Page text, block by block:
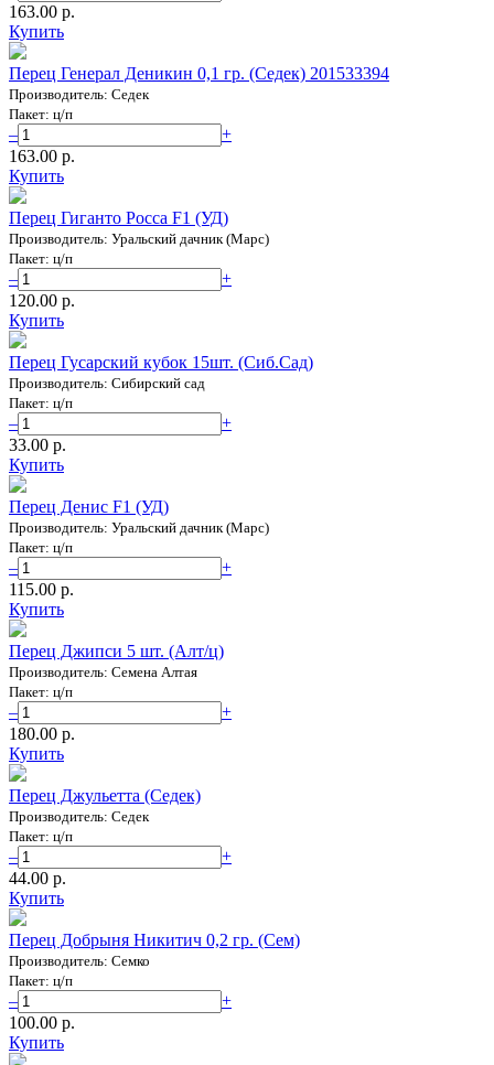
163.00 p.
Купить
Перец Генерал Деникин 0,1 гр. (Седек) 201533394
Производитель: Седек
Пакет: ц/п
–
+
163.00 p.
Купить
Перец Гиганто Росса F1 (УД)
Производитель: Уральский дачник (Марс)
Пакет: ц/п
–
+
120.00 p.
Купить
Перец Гусарский кубок 15шт. (Сиб.Сад)
Производитель: Сибирский сад
Пакет: ц/п
–
+
33.00 p.
Купить
Перец Денис F1 (УД)
Производитель: Уральский дачник (Марс)
Пакет: ц/п
–
+
115.00 p.
Купить
Перец Джипси 5 шт. (Алт/ц)
Производитель: Семена Алтая
Пакет: ц/п
–
+
180.00 p.
Купить
Перец Джульетта (Седек)
Производитель: Седек
Пакет: ц/п
–
+
44.00 p.
Купить
Перец Добрыня Никитич 0,2 гр. (Сем)
Производитель: Семко
Пакет: ц/п
–
+
100.00 p.
Купить